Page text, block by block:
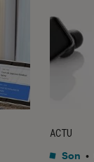
ACTU
Son •